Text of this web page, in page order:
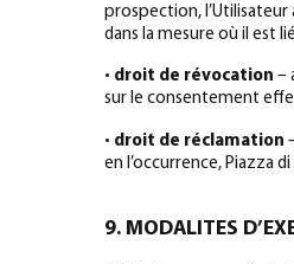
prospection,
dans la mesure où il est
• droit de révocation –
sur le consentement
• droit de réclamation
en l’occurrence, Piazza
9. MODALITES